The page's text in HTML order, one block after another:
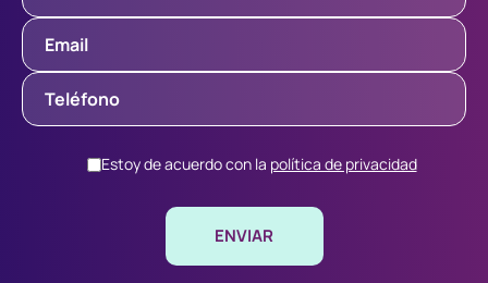
Estoy de acuerdo con la política de privacidad